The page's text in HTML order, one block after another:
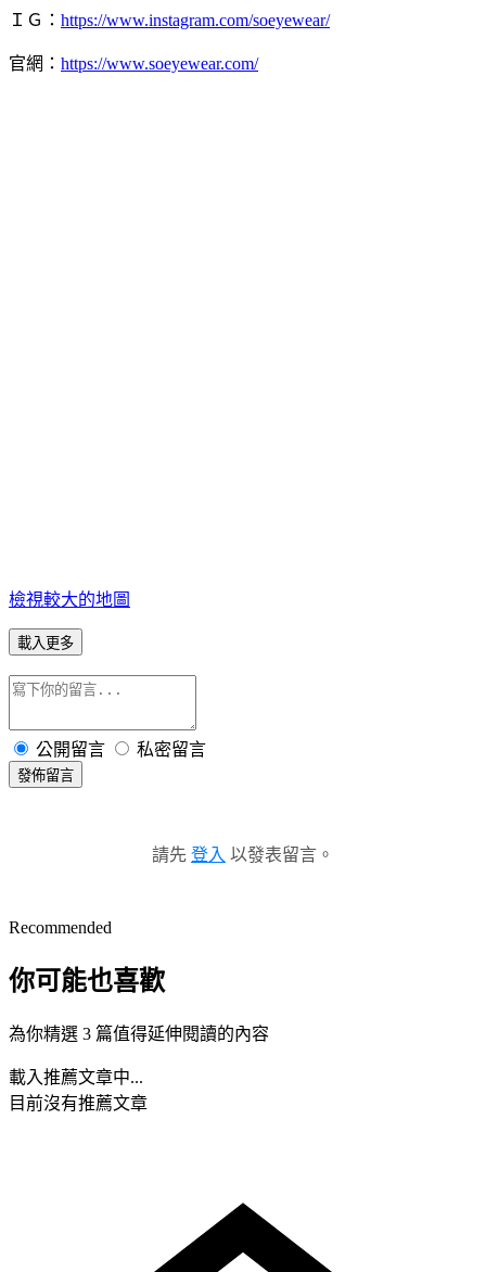
ＩＧ： https://www.instagram.com/soeyewear/
官網： https://www.soeyewear.com/
檢視較大的地圖
載入更多
公開留言 私密留言
發佈留言
請先 登入 以發表留言。
Recommended
你可能也喜歡
為你精選 3 篇值得延伸閱讀的內容
載入推薦文章中...
目前沒有推薦文章